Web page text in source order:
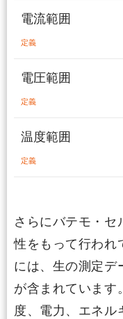
電流範囲
定義
電圧範囲
定義
温度範囲
定義
さらにバテモ・セ
性をもって行われ
には、生の測定デ
が含まれています
度、電力、エネル